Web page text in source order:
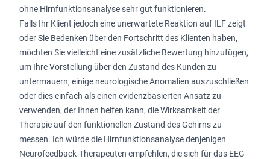
ohne Hirnfunktionsanalyse sehr gut funktionieren.
Falls Ihr Klient jedoch eine unerwartete Reaktion auf ILF zeigt
oder Sie Bedenken über den Fortschritt des Klienten haben,
möchten Sie vielleicht eine zusätzliche Bewertung hinzufügen,
um Ihre Vorstellung über den Zustand des Kunden zu
untermauern, einige neurologische Anomalien auszuschließen
oder dies einfach als einen evidenzbasierten Ansatz zu
verwenden, der Ihnen helfen kann, die Wirksamkeit der
Therapie auf den funktionellen Zustand des Gehirns zu
messen. Ich würde die Hirnfunktionsanalyse denjenigen
Neurofeedback-Therapeuten empfehlen, die sich für das EEG